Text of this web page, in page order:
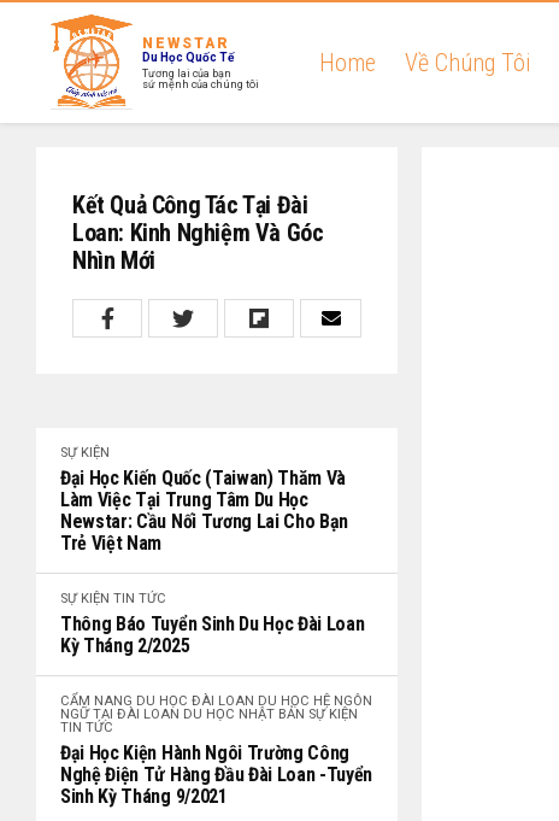
NEWSTAR
Du Học Quốc Tế
Tương lai của bạn
sứ mệnh của chúng tôi
Home Về Chúng Tôi
Kết Quả Công Tác Tại Đài
Loan: Kinh Nghiệm Và Góc
Nhìn Mới
SỰ KIỆN
Đại Học Kiến Quốc (Taiwan) Thăm Và
Làm Việc Tại Trung Tâm Du Học
Newstar: Cầu Nối Tương Lai Cho Bạn
Trẻ Việt Nam
SỰ KIỆN TIN TỨC
Thông Báo Tuyển Sinh Du Học Đài Loan
Kỳ Tháng 2/2025
CẨM NANG DU HỌC ĐÀI LOAN DU HỌC HỆ NGÔN
NGỮ TẠI ĐÀI LOAN DU HỌC NHẬT BẢN SỰ KIỆN
TIN TỨC
Đại Học Kiện Hành Ngôi Trường Công
Nghệ Điện Tử Hàng Đầu Đài Loan -tuyển
Sinh Kỳ Tháng 9/2021